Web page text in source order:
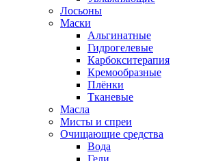
Лосьоны
Маски
Альгинатные
Гидрогелевые
Карбокситерапия
Кремообразные
Плёнки
Тканевые
Масла
Мисты и спреи
Очищающие средства
Вода